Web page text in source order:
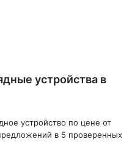
устройства в
устройство по цене от
в 5 проверенных